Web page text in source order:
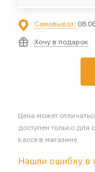
Самовывоз:
Хочу в подарок
Цена может
доступен только для
кассе в магазине
Нашли ошибку в